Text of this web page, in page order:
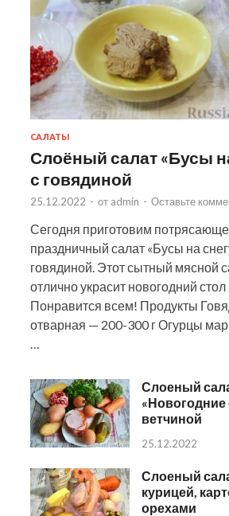
САЛАТЫ
Слоёный салат «Бусы
с говядиной
25.12.2022 - от admin - Оставьте
Сегодня приготовим
праздничный салат «Бусы на
говядиной. Этот сытный мясной
отлично украсит новогодний стол
Понравится всем! Продукты
отварная — 200-300 г Огурцы
Слоеный
«Новогодние
ветчиной
25.12.2022
Слоеный
курицей,
орехами